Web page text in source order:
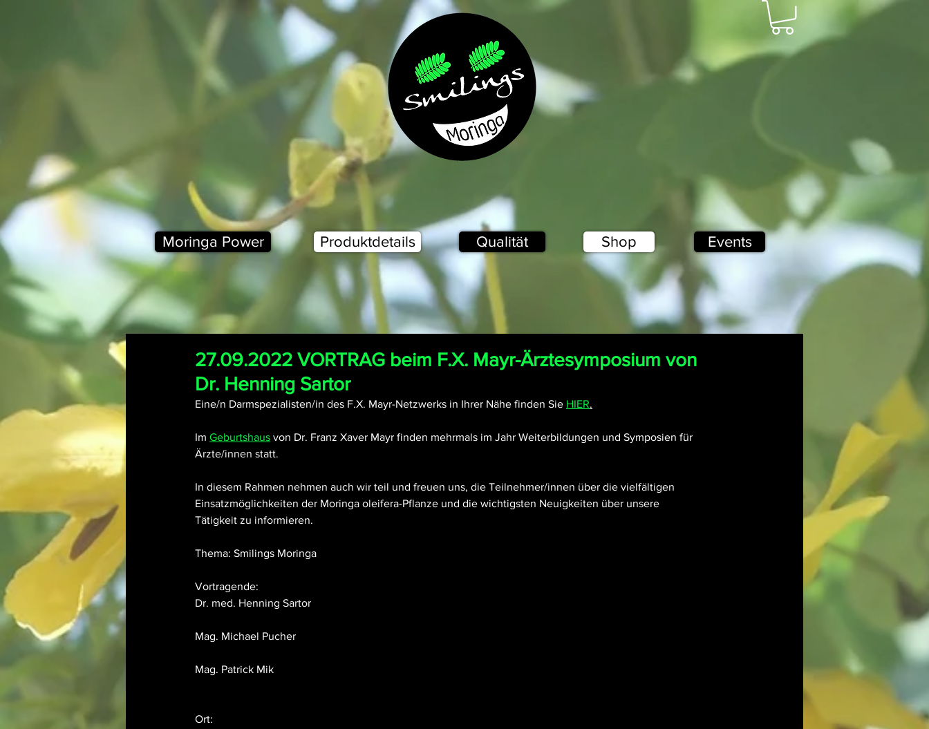
Moringa Power Produktdetails Qualität Shop Events
27.09.2022 VORTRAG beim F.X. Mayr-Ärztesymposium von
Dr. Henning Sartor
Eine/n Darmspezialisten/in des F.X. Mayr-Netzwerks in Ihrer Nähe finden Sie HIER.
Im Geburtshaus von Dr. Franz Xaver Mayr finden mehrmals im Jahr Weiterbildungen und Symposien für
Ärzte/innen statt.
In diesem Rahmen nehmen auch wir teil und freuen uns, die Teilnehmer/innen über die vielfältigen
Einsatzmöglichkeiten der Moringa oleifera-Pflanze und die wichtigsten Neuigkeiten über unsere
Tätigkeit zu informieren.
Thema: Smilings Moringa
Vortragende:
Dr. med. Henning Sartor
Mag. Michael Pucher
Mag. Patrick Mik
Ort: